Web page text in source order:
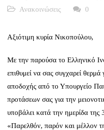
Ανακοινώσεις
0
Αξιότιμη κυρία Νικοπούλου,
Με την παρούσα το Ελληνικό
επιθυμεί να σας συγχαρεί θερμά
αποδοχής από το Υπουργείο
προτάσεων σας για την
υποβάλει κατά την ημερίδα
«Παρελθόν, παρόν και μέλλον